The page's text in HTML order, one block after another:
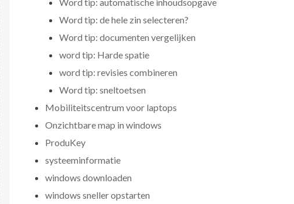
Word tip: de hele zin selecteren?
Word tip: documenten vergelijken
word tip: Harde spatie
word tip: revisies combineren
Word tip: sneltoetsen
Mobiliteitscentrum voor laptops
Onzichtbare map in windows
ProduKey
systeeminformatie
windows downloaden
windows sneller opstarten